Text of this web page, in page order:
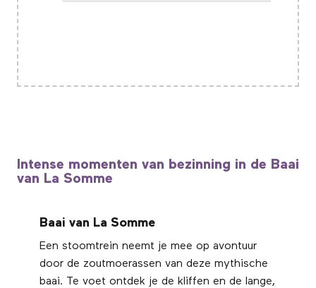
Intense momenten van bezinning in de Baai
van La Somme
Baai van La Somme
Een stoomtrein neemt je mee op avontuur
door de zoutmoerassen van deze mythische
baai. Te voet ontdek je de kliffen en de lange,